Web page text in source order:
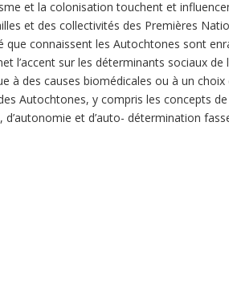
et la colonisation touchent et
et des collectivités des Premières
que connaissent les Autochtones sont
l’accent sur les déterminants sociaux
à des causes biomédicales ou à un
Autochtones, y compris les concepts
et d’auto- détermination